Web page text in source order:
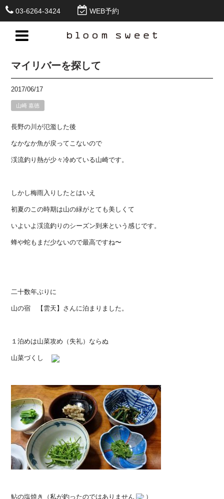
03-6264-3424 WEB予約
マイリバーを探して
2017/06/17
山崎 嘉徳
長野の川が氾濫した後
なかなか魚が戻ってこないので
渓流釣り熱が少々冷めている山崎です。
しかし梅雨入りしたとはいえ
初夏のこの時期は山の緑がとても美しくて
いよいよ渓流釣りのシーズン到来という感じです。
蜂や蛇もまだ少ないので最高ですね〜
二十数年ぶりに
山の宿 【雲天】さんに泊まりました。
１泊めは山菜攻め（失礼）ならぬ
山菜づくし
鮎の塩焼き（私が釣ったのではありません ）